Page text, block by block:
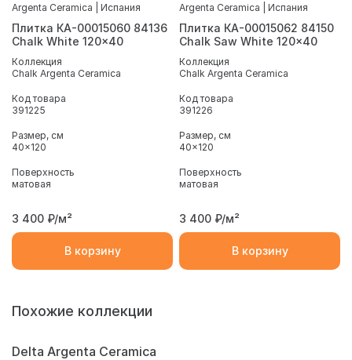
Argenta Ceramica | Испания
Плитка КА-00015060 84136
Chalk White 120x40
Коллекция
Chalk Argenta Ceramica
Код товара
391225
Размер, см
40x120
Поверхность
матовая
3 400 ₽/м²
В корзину
Argenta Ceramica | Испания
Плитка КА-00015062 84150
Chalk Saw White 120x40
Коллекция
Chalk Argenta Ceramica
Код товара
391226
Размер, см
40x120
Поверхность
матовая
3 400 ₽/м²
В корзину
Похожие коллекции
Delta Argenta Ceramica